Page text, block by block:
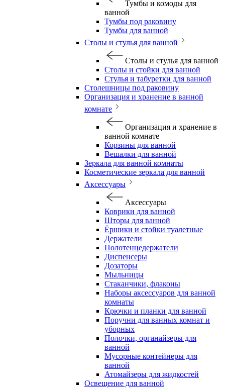
Тумбы и комоды для
ванной
Тумбы под раковину
Тумбы для ванной
Столы и стулья для ванной
Столы и стулья для ванной
Столы и стойки для ванной
Стулья и табуретки для ванной
Столешницы под раковину
Организация и хранение в ванной
комнате
Организация и хранение в
ванной комнате
Корзины для ванной
Вешалки для ванной
Зеркала для ванной комнаты
Косметические зеркала для ванной
Аксессуары
Аксессуары
Коврики для ванной
Шторы для ванной
Ёршики и стойки туалетные
Держатели
Полотенцедержатели
Диспенсеры
Дозаторы
Мыльницы
Стаканчики, флаконы
Наборы аксессуаров для ванной
комнаты
Крючки и планки для ванной
Поручни для ванных комнат и
уборных
Полочки, органайзеры для
ванной
Мусорные контейнеры для
ванной
Атомайзеры для жидкостей
Освещение для ванной